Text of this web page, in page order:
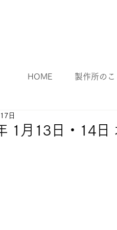
HOME 製作所のこ
1月13日・14日
日